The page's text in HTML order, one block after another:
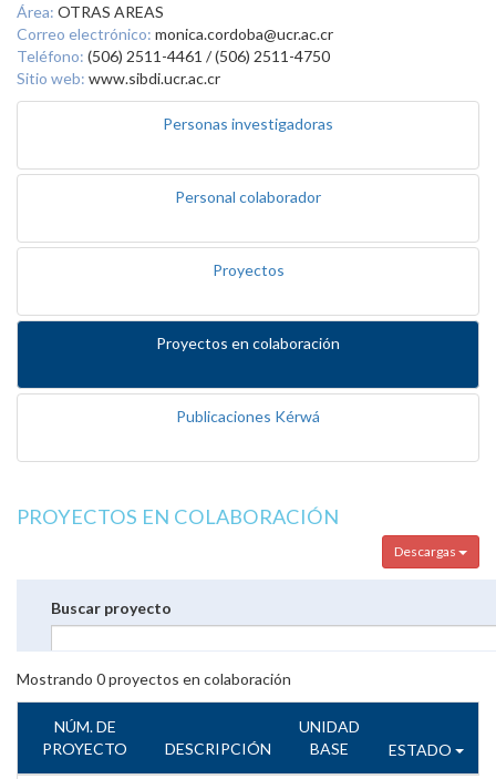
Área: OTRAS AREAS
Correo electrónico: monica.cordoba@ucr.ac.cr
Teléfono: (506) 2511-4461 / (506) 2511-4750
Sitio web: www.sibdi.ucr.ac.cr
Personas investigadoras
Personal colaborador
Proyectos
Proyectos en colaboración
Publicaciones Kérwá
PROYECTOS EN COLABORACIÓN
Descargas
Buscar proyecto
Mostrando 0proyectos en colaboración
NÚM. DE
PROYECTO
DESCRIPCIÓN
UNIDAD
BASE
ESTADO